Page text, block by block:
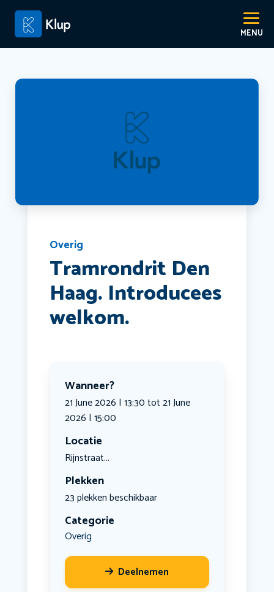
Overig
Tramrondrit Den
Haag. Introducees
welkom.
Wanneer?
21 June 2026 | 13:30 tot 21 June
2026 | 15:00
Locatie
Rijnstraat...
Plekken
23 plekken beschikbaar
Categorie
Overig
Deelnemen